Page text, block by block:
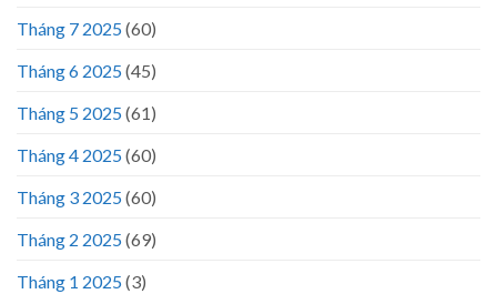
Tháng 7 2025(60)
Tháng 6 2025(45)
Tháng 5 2025(61)
Tháng 4 2025(60)
Tháng 3 2025(60)
Tháng 2 2025(69)
Tháng 1 2025(3)